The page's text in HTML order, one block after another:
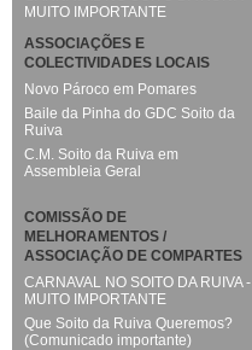
MUITO IMPORTANTE
ASSOCIAÇÕES E
COLECTIVIDADES LOCAIS
Novo Pároco em Pomares
Baile da Pinha do GDC Soito da
Ruiva
C.M. Soito da Ruiva em
Assembleia Geral
COMISSÃO DE
MELHORAMENTOS /
ASSOCIAÇÃO DE COMPARTES
CARNAVAL NO SOITO DA RUIVA -
MUITO IMPORTANTE
Que Soito da Ruiva Queremos?
(Comunicado importante)